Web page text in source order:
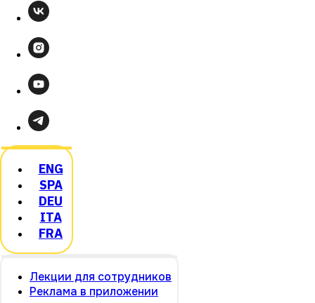
ENG
SPA
DEU
ITA
FRA
Лекции для сотрудников
Реклама в приложении